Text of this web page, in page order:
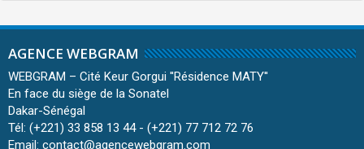
AGENCE WEBGRAM
WEBGRAM – Cité Keur Gorgui ''Résidence MATY''
En face du siège de la Sonatel
Dakar-Sénégal
Tél: (+221) 33 858 13 44 - (+221) 77 712 72 76
Email: contact@agencewebgram.com